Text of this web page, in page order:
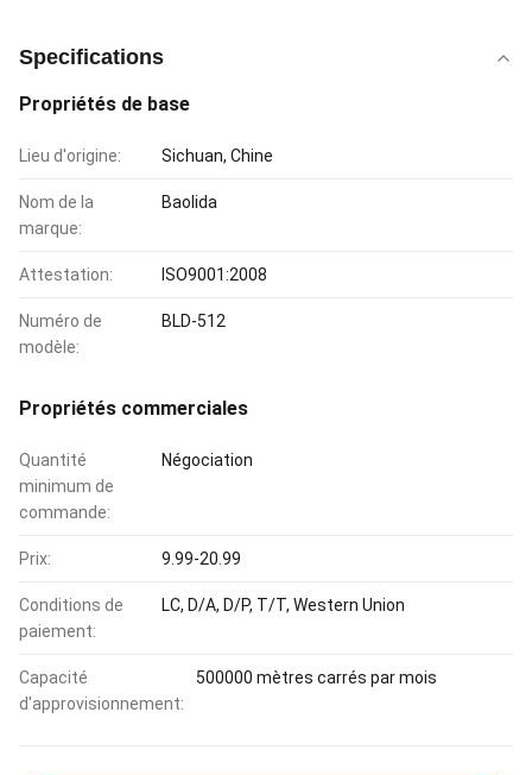
Specifications
Propriétés de base
Lieu d'origine: Sichuan, Chine
Nom de la
marque:
Baolida
Attestation: ISO9001:2008
Numéro de
modèle:
BLD-512
Propriétés commerciales
Quantité
minimum de
commande:
Négociation
Prix: 9.99-20.99
Conditions de
paiement:
LC, D/A, D/P, T/T, Western Union
Capacité
d'approvisionnement:
500000 mètres carrés par mois